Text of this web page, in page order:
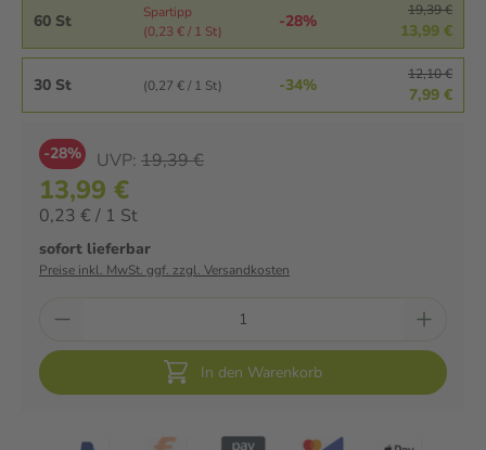
60 St
Spartipp
(0,23 € / 1 St)
-28%
19,39 €
13,99 €
30 St (0,27 € / 1 St) -34%
12,10 €
7,99 €
-28% UVP: 19,39 €
13,99 €
0,23 € / 1 St
sofort lieferbar
Preise inkl. MwSt. ggf. zzgl. Versandkosten
In den Warenkorb